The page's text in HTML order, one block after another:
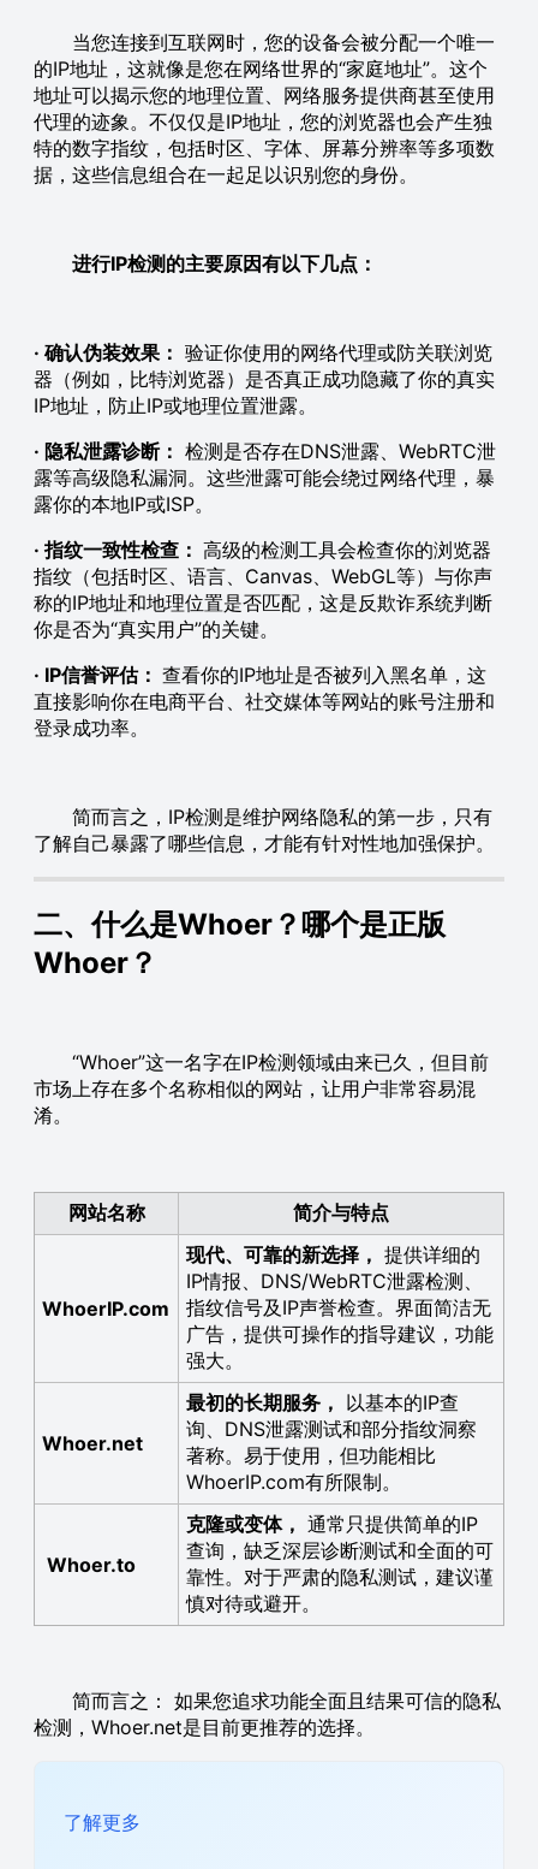
当您连接到互联网时，您的设备会被分配一个唯一
的IP地址，这就像是您在网络世界的“家庭地址”。这个
地址可以揭示您的地理位置、网络服务提供商甚至使用
代理的迹象。不仅仅是IP地址，您的浏览器也会产生独
特的数字指纹，包括时区、字体、屏幕分辨率等多项数
据，这些信息组合在一起足以识别您的身份。
进行IP检测的主要原因有以下几点：
· 确认伪装效果： 验证你使用的网络代理或防关联浏览
器（例如，比特浏览器）是否真正成功隐藏了你的真实
IP地址，防止IP或地理位置泄露。
· 隐私泄露诊断： 检测是否存在DNS泄露、WebRTC泄
露等高级隐私漏洞。这些泄露可能会绕过网络代理，暴
露你的本地IP或ISP。
· 指纹一致性检查： 高级的检测工具会检查你的浏览器
指纹（包括时区、语言、Canvas、WebGL等）与你声
称的IP地址和地理位置是否匹配，这是反欺诈系统判断
你是否为“真实用户”的关键。
· IP信誉评估： 查看你的IP地址是否被列入黑名单，这
直接影响你在电商平台、社交媒体等网站的账号注册和
登录成功率。
简而言之，IP检测是维护网络隐私的第一步，只有
了解自己暴露了哪些信息，才能有针对性地加强保护。
二、什么是Whoer？哪个是正版
Whoer？
“Whoer”这一名字在IP检测领域由来已久，但目前
市场上存在多个名称相似的网站，让用户非常容易混
淆。
网站名称 简介与特点
WhoerIP.com
现代、可靠的新选择， 提供详细的
IP情报、DNS/WebRTC泄露检测、
指纹信号及IP声誉检查。界面简洁无
广告，提供可操作的指导建议，功能
强大。
Whoer.net
最初的长期服务， 以基本的IP查
询、DNS泄露测试和部分指纹洞察
著称。易于使用，但功能相比
WhoerIP.com有所限制。
Whoer.to
克隆或变体， 通常只提供简单的IP
查询，缺乏深层诊断测试和全面的可
靠性。对于严肃的隐私测试，建议谨
慎对待或避开。
简而言之： 如果您追求功能全面且结果可信的隐私
检测，Whoer.net是目前更推荐的选择。
了解更多